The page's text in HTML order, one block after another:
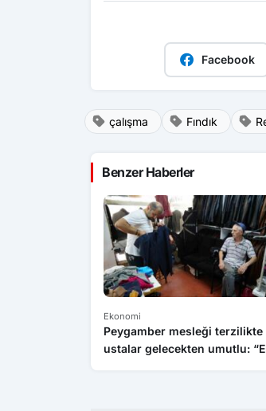
Facebook
çalışma Fındık
Benzer Haberler
Ekonomi
Peygamber mesleği terzilikte
ustalar gelecekten umutlu: